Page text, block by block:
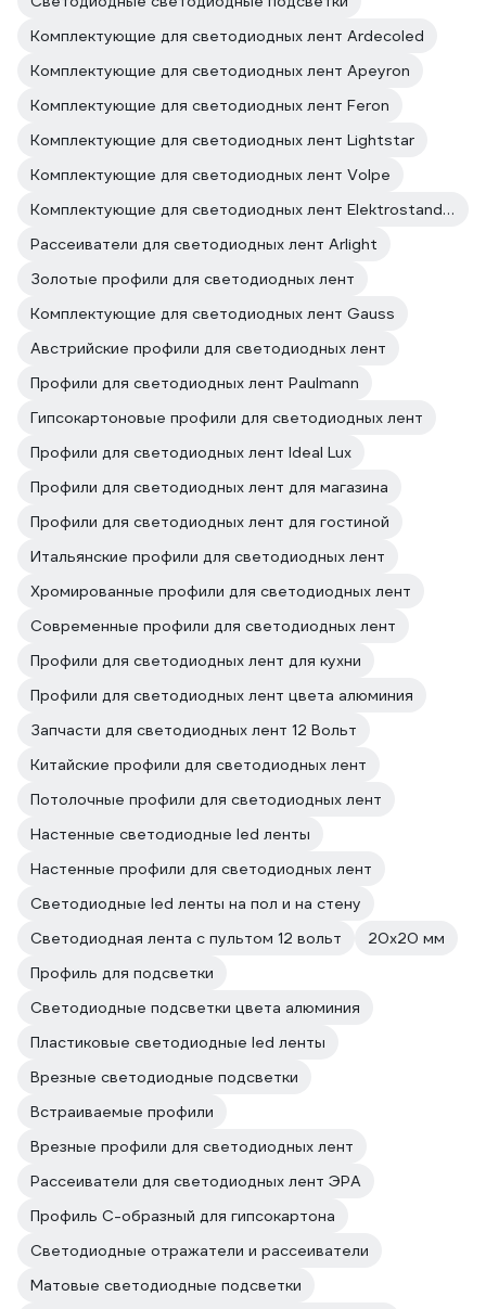
Комплектующие для светодиодных лент Ardecoled
Комплектующие для светодиодных лент Apeyron
Комплектующие для светодиодных лент Feron
Комплектующие для светодиодных лент Lightstar
Комплектующие для светодиодных лент Volpe
Комплектующие для светодиодных лент Elektrostandard
Рассеиватели для светодиодных лент Arlight
Золотые профили для светодиодных лент
Комплектующие для светодиодных лент Gauss
Австрийские профили для светодиодных лент
Профили для светодиодных лент Paulmann
Гипсокартоновые профили для светодиодных лент
Профили для светодиодных лент Ideal Lux
Профили для светодиодных лент для магазина
Профили для светодиодных лент для гостиной
Итальянские профили для светодиодных лент
Хромированные профили для светодиодных лент
Современные профили для светодиодных лент
Профили для светодиодных лент для кухни
Профили для светодиодных лент цвета алюминия
Запчасти для светодиодных лент 12 Вольт
Китайские профили для светодиодных лент
Потолочные профили для светодиодных лент
Настенные светодиодные led ленты
Настенные профили для светодиодных лент
Светодиодные led ленты на пол и на стену
Светодиодная лента с пультом 12 вольт
20х20 мм
Профиль для подсветки
Светодиодные подсветки цвета алюминия
Пластиковые светодиодные led ленты
Врезные светодиодные подсветки
Встраиваемые профили
Врезные профили для светодиодных лент
Рассеиватели для светодиодных лент ЭРА
Профиль С-образный для гипсокартона
Светодиодные отражатели и рассеиватели
Матовые светодиодные подсветки